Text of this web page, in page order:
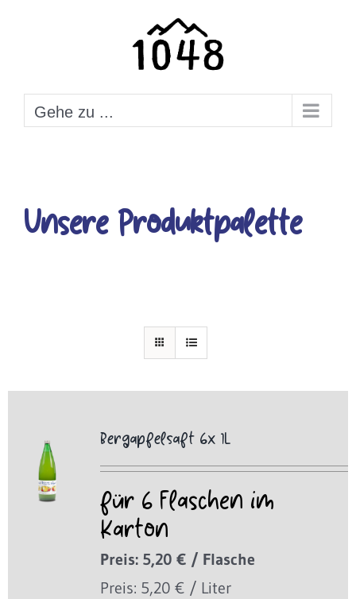
Gehe zu ...
Unsere Produktpalette
Bergapfelsaft 6x 1L
für 6 Flaschen im
Karton
Preis: 5,20 € / Flasche
Preis: 5,20 € / Liter